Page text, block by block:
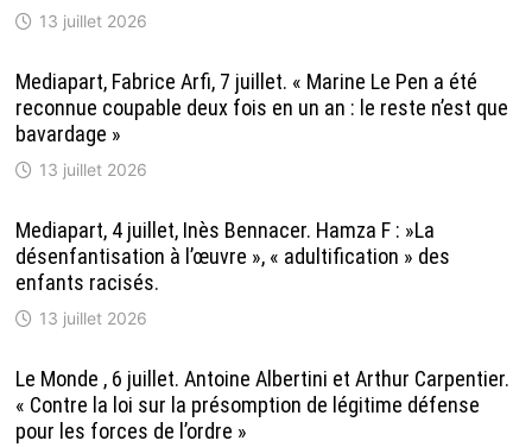
13 juillet 2026
Mediapart, Fabrice Arfi, 7 juillet. « Marine Le Pen a été
reconnue coupable deux fois en un an : le reste n’est que
bavardage »
13 juillet 2026
Mediapart, 4 juillet, Inès Bennacer. Hamza F : »La
désenfantisation à l’œuvre », « adultification » des
enfants racisés.
13 juillet 2026
Le Monde , 6 juillet. Antoine Albertini et Arthur Carpentier.
« Contre la loi sur la présomption de légitime défense
pour les forces de l’ordre »